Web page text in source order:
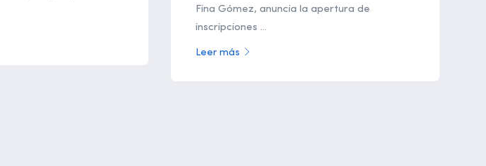
Fina Gómez, anuncia la apertura de
inscripciones ...
Leer más